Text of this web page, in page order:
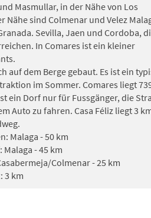
Masmullar, in der Nähe von Los
sind Colmenar und Velez
Sevilla, Jaen und Cordoba,
In Comares ist ein kleiner
auf dem Berge gebaut. Es ist ein
im Sommer. Comares liegt
ein Dorf nur für Fussgänger, die
Auto zu fahren. Casa Féliz liegt 3
Malaga - 50 km
- 45 km
Colmenar - 25 km
3 km